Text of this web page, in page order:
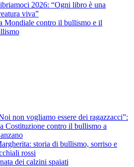
2026: “Ogni libro è una
viva”
Mondiale contro il bullismo e il
non vogliamo essere dei ragazzacci”:
Costituzione contro il bullismo a
storia di bullismo, sorriso e
rossi
dei calzini spaiati